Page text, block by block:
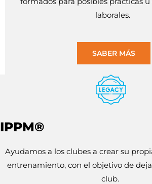
laborales.
SABER MÁS
IPPM®
Ayudamos a los clubes a crear su
entrenamiento, con el objetivo de
club.